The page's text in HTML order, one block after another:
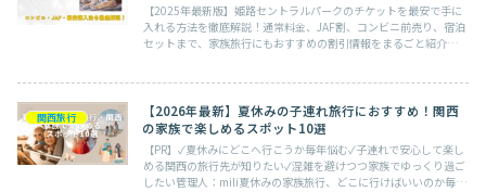
【2025年最新版】姫路セントラルパークのチケットを最安で手に
入れる方法を徹底解説！通常料金、JAF割、コンビニ前売り、宿泊
セットまで、家族旅行にもおすすめの割引情報をまるごと紹介。迷
関西旅行
【2026年最新】夏休みの子連れ旅行におすすめ！関西
の家族で楽しめるスポット10選
【PR】✓夏休みにどこへ行こうか毎年悩む✓子連れで安心して楽し
める関西の旅行先が知りたい✓混雑を避けつつ家族でゆっくり過ご
したい管理人：mili夏休みの家族旅行、どこに行けばいいのか毎年